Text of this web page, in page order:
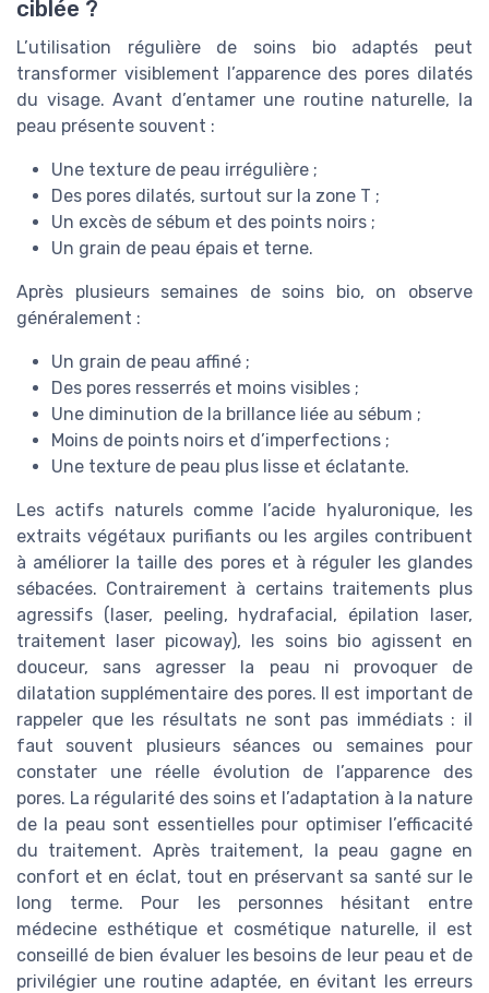
ciblée ?
L’utilisation régulière de soins bio adaptés peut
transformer visiblement l’apparence des pores dilatés
du visage. Avant d’entamer une routine naturelle, la
peau présente souvent :
Une texture de peau irrégulière ;
Des pores dilatés, surtout sur la zone T ;
Un excès de sébum et des points noirs ;
Un grain de peau épais et terne.
Après plusieurs semaines de soins bio, on observe
généralement :
Un grain de peau affiné ;
Des pores resserrés et moins visibles ;
Une diminution de la brillance liée au sébum ;
Moins de points noirs et d’imperfections ;
Une texture de peau plus lisse et éclatante.
Les actifs naturels comme l’acide hyaluronique, les
extraits végétaux purifiants ou les argiles contribuent
à améliorer la taille des pores et à réguler les glandes
sébacées. Contrairement à certains traitements plus
agressifs (laser, peeling, hydrafacial, épilation laser,
traitement laser picoway), les soins bio agissent en
douceur, sans agresser la peau ni provoquer de
dilatation supplémentaire des pores. Il est important de
rappeler que les résultats ne sont pas immédiats : il
faut souvent plusieurs séances ou semaines pour
constater une réelle évolution de l’apparence des
pores. La régularité des soins et l’adaptation à la nature
de la peau sont essentielles pour optimiser l’efficacité
du traitement. Après traitement, la peau gagne en
confort et en éclat, tout en préservant sa santé sur le
long terme. Pour les personnes hésitant entre
médecine esthétique et cosmétique naturelle, il est
conseillé de bien évaluer les besoins de leur peau et de
privilégier une routine adaptée, en évitant les erreurs